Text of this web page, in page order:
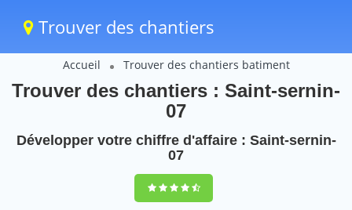
Trouver des chantiers
Accueil Trouver des chantiers batiment
Trouver des chantiers : Saint-sernin-
07
Développer votre chiffre d'affaire : Saint-sernin-
07